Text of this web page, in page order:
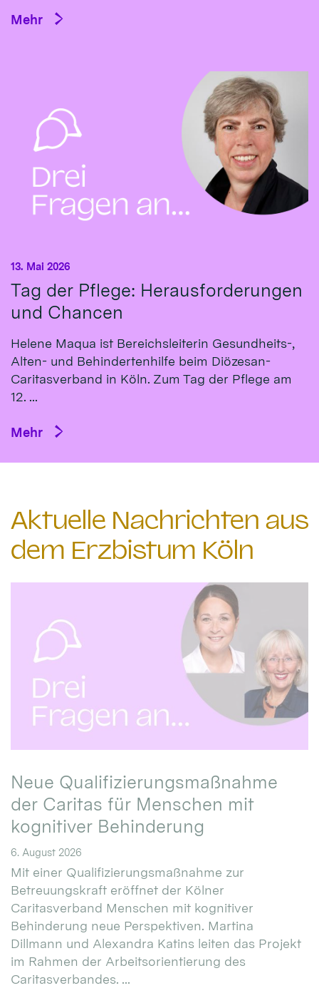
Mehr
Tag der Pflege: Herausforderungen
und Chancen
13. Mai 2026
Helene Maqua ist Bereichsleiterin Gesundheits-,
Alten- und Behindertenhilfe beim Diözesan-
Caritasverband in Köln. Zum Tag der Pflege am
12. ...
Mehr
Aktuelle Nachrichten aus
dem Erzbistum Köln
Neue Qualifizierungsmaßnahme
der Caritas für Menschen mit
kognitiver Behinderung
6. August 2026
Mit einer Qualifizierungsmaßnahme zur
Betreuungskraft eröffnet der Kölner
Caritasverband Menschen mit kognitiver
Behinderung neue Perspektiven. Martina
Dillmann und Alexandra Katins leiten das Projekt
im Rahmen der Arbeitsorientierung des
Caritasverbandes. ...